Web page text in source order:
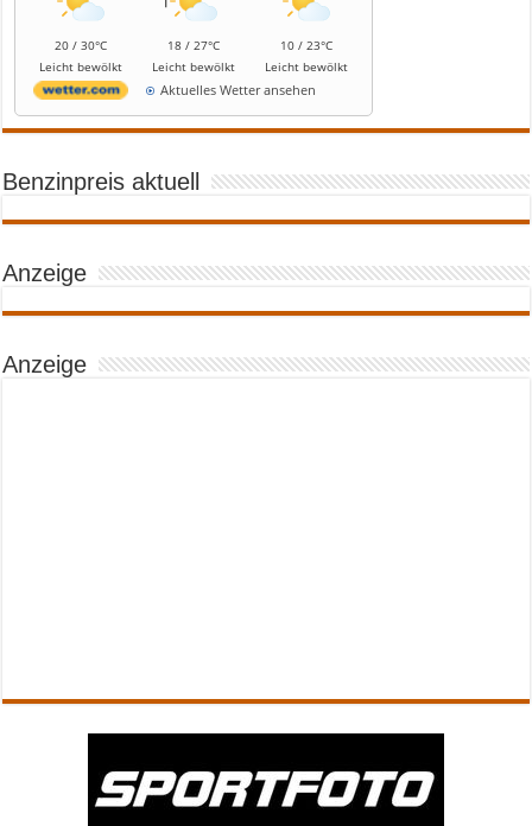
20 / 30°C
Leicht bewölkt
18 / 27°C
Leicht bewölkt
10 / 23°C
Leicht bewölkt
Aktuelles Wetter ansehen
Benzinpreis aktuell
Anzeige
Anzeige